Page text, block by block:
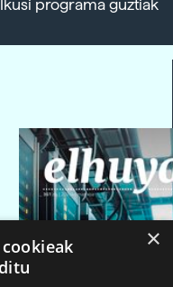
Ikusi programa guztiak
×